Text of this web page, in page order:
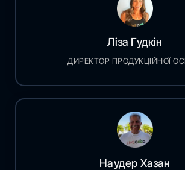
Ліза Гудкін
ДИРЕКТОР ПРОДУКЦІЙНОЇ
Наудер Хазан